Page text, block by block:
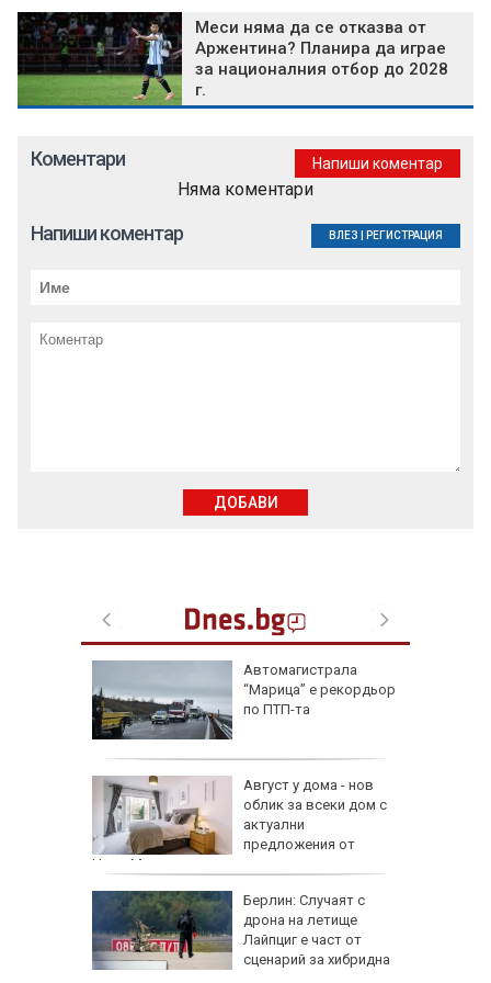
Меси няма да се отказва от
Аржентина? Планира да играе
за националния отбор до 2028
г.
Автомагистрала
“Марица” е рекордьор
по ПТП-та
Август у дома - нов
облик за всеки дом с
актуални
предложения от
HomeMax
Берлин: Случаят с
дрона на летище
Лайпциг е част от
сценарий за хибридна
Коментари Напиши коментар
Няма коментари
Напиши коментар ВЛЕЗ РЕГИСТРАЦИЯ
ДОБАВИ